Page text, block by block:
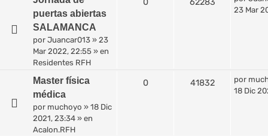
puertas abiertas
SALAMANCA
por Juancar013 » 23
Mar 2022, 22:55 » en
Residentes RFH
23 Mar
Master física
médica
por muchoyo » 18 Dic
2021, 23:34 » en
Acalon.RFH
0 41832 por
18 Dic